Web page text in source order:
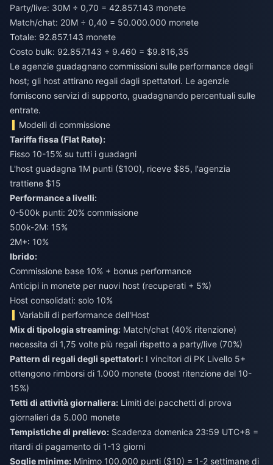
Party/live: 30M ÷ 0,70 = 42.857.143 monete
Match/chat: 20M ÷ 0,40 = 50.000.000 monete
Totale: 92.857.143 monete
Costo bulk: 92.857.143 ÷ 9.460 = $9.816,35
Le agenzie guadagnano commissioni sulle performance degli
host; gli host attirano regali dagli spettatori. Le agenzie
forniscono servizi di supporto, guadagnando percentuali sulle
entrate.
Modelli di commissione
Tariffa fissa (Flat Rate):
Fisso 10-15% su tutti i guadagni
L'host guadagna 1M punti ($100), riceve $85, l'agenzia
trattiene $15
Performance a livelli:
0-500k punti: 20% commissione
500k-2M: 15%
2M+: 10%
Ibrido:
Commissione base 10% + bonus performance
Anticipi in monete per nuovi host (recuperati + 5%)
Host consolidati: solo 10%
Variabili di performance dell'Host
Mix di tipologia streaming: Match/chat (40% ritenzione)
necessita di 1,75 volte più regali rispetto a party/live (70%)
Pattern di regali degli spettatori: I vincitori di PK Livello 5+
ottengono rimborsi di 1.000 monete (boost ritenzione del 10-
15%)
Tetti di attività giornaliera: Limiti dei pacchetti di prova
giornalieri da 5.000 monete
Tempistiche di prelievo: Scadenza domenica 23:59 UTC+8 =
ritardi di pagamento di 1-13 giorni
Soglie minime: Minimo 100.000 punti ($10) = 1-2 settimane di